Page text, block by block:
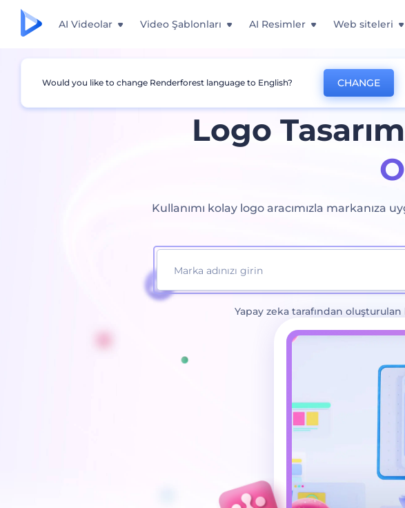
AI Videolar Video Şablonları AI Resimler Web siteleri
Logo
Kullanımı kolay logo aracımızla markanıza
Yapay zeka tarafından
Would you like to change Renderforest language to English? CHANGE